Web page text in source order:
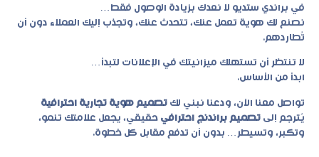
في براندي ستديو لا نعدك بزيادة الوصول فقط…
نصنع لك هوية تعمل عنك، تتحدث عنك، وتجذب إليك العملاء دون أن
تُطاردهم.
لا تنتظر أن تستهلك ميزانيتك في الإعلانات لتبدأ…
ابدأ من الأساس.
تواصل معنا الآن، ودعنا نبني لك تصميم هوية تجارية احترافية
يُترجم إلى تصميم براندنج احترافي حقيقي، يجعل علامتك تنمو،
وتكبر، وتسيطر… بدون أن تدفع مقابل كل خطوة.